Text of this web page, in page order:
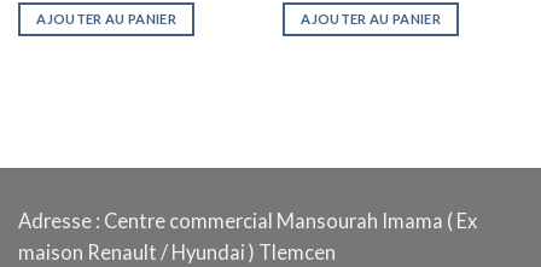
AJOUTER AU PANIER
initial
était :
AJOUTER AU PANIER
Adresse : Centre commercial Mansourah Imama ( Ex
maison Renault / Hyundai ) Tlemcen